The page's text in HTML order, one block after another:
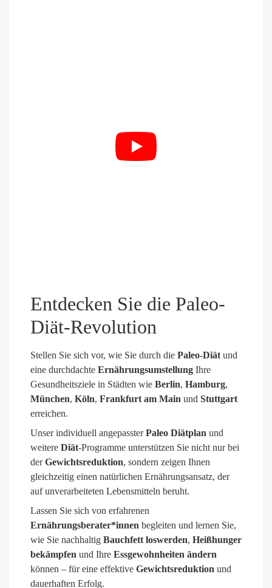
Entdecken Sie die Paleo-
Diät-Revolution
Stellen Sie sich vor, wie Sie durch die Paleo-Diät und
eine durchdachte Ernährungsumstellung Ihre
Gesundheitsziele in Städten wie Berlin, Hamburg,
München, Köln, Frankfurt am Main und Stuttgart
erreichen.
Unser individuell angepassterPaleo Diätplan und
weitere Diät-Programme unterstützen Sie nicht nur bei
derGewichtsreduktion, sondern zeigen Ihnen
gleichzeitig einen natürlichen Ernährungsansatz, der
auf unverarbeiteten Lebensmitteln beruht.
Lassen Sie sich von erfahrenen
Ernährungsberater*innen begleiten und lernen Sie,
wie Sie nachhaltig Bauchfett loswerden, Heißhunger
bekämpfen und Ihre Essgewohnheiten ändern
können – für eine effektive Gewichtsreduktion und
dauerhaften Erfolg.